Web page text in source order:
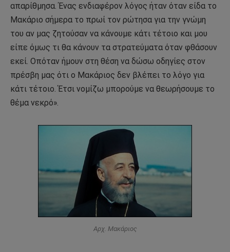
απαρίθμησα. Ένας ενδιαφέρον λόγος ήταν όταν είδα το
Μακάριο σήμερα το πρωί τον ρώτησα για την γνώμη
του αν μας ζητούσαν να κάνουμε κάτι τέτοιο και μου
είπε όμως τι θα κάνουν τα στρατεύματα όταν φθάσουν
εκεί. Οπόταν ήμουν στη θέση να δώσω οδηγίες στον
πρέσβη μας ότι ο Μακάριος δεν βλέπει το λόγο για
κάτι τέτοιο. Έτσι νομίζω μπορούμε να θεωρήσουμε το
θέμα νεκρό».
Αρχ. Μακάριος